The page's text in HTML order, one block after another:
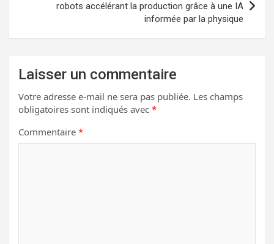
robots accélérant la production grâce à une IA
informée par la physique
Laisser un commentaire
Votre adresse e-mail ne sera pas publiée. Les champs
obligatoires sont indiqués avec *
Commentaire *